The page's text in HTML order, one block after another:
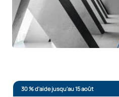
30 % d'aide jusqu'au 15 août